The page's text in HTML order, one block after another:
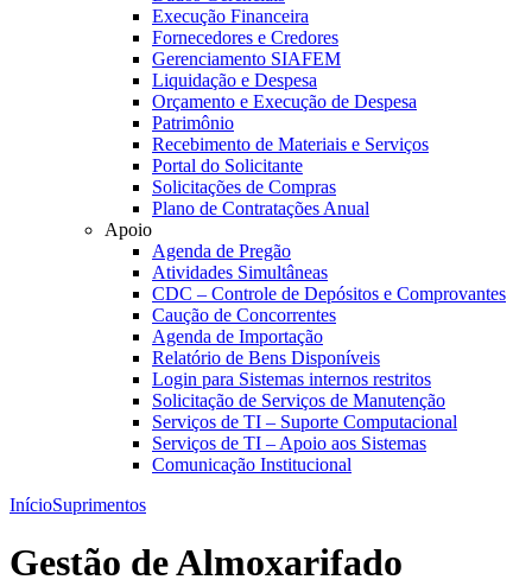
Execução Financeira
Fornecedores e Credores
Gerenciamento SIAFEM
Liquidação e Despesa
Orçamento e Execução de Despesa
Patrimônio
Recebimento de Materiais e Serviços
Portal do Solicitante
Solicitações de Compras
Plano de Contratações Anual
Apoio
Agenda de Pregão
Atividades Simultâneas
CDC – Controle de Depósitos e Comprovantes
Caução de Concorrentes
Agenda de Importação
Relatório de Bens Disponíveis
Login para Sistemas internos restritos
Solicitação de Serviços de Manutenção
Serviços de TI – Suporte Computacional
Serviços de TI – Apoio aos Sistemas
Comunicação Institucional
InícioSuprimentos
Gestão de Almoxarifado